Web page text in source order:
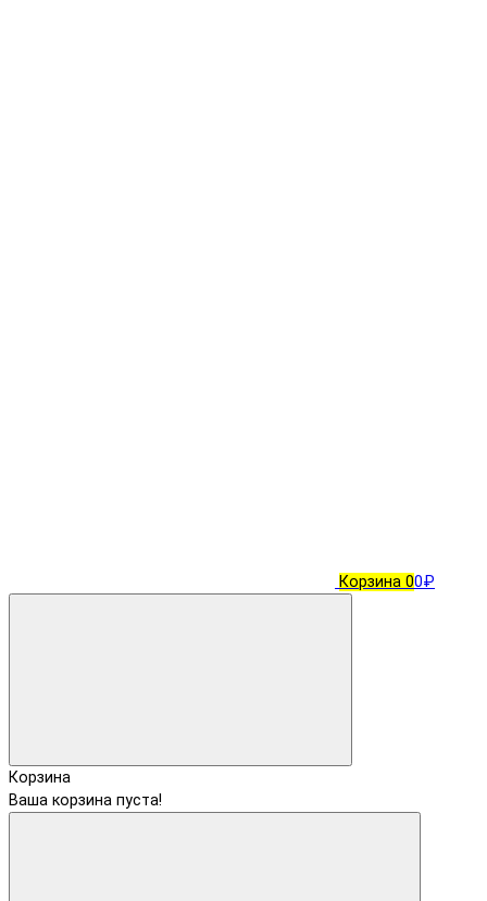
Корзина 00₽
Корзина
Ваша корзина пуста!